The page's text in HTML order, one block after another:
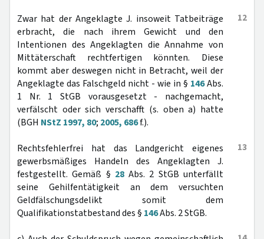
12
Zwar hat der Angeklagte J. insoweit Tatbeiträge
erbracht, die nach ihrem Gewicht und den
Intentionen des Angeklagten die Annahme von
Mittäterschaft rechtfertigen könnten. Diese
kommt aber deswegen nicht in Betracht, weil der
Angeklagte das Falschgeld nicht - wie in § 146Abs.
1 Nr. 1 StGB vorausgesetzt - nachgemacht,
verfälscht oder sich verschafft (s. oben a) hatte
(BGH NStZ 1997, 80; 2005, 686f.).
13
Rechtsfehlerfrei hat das Landgericht eigenes
gewerbsmäßiges Handeln des Angeklagten J.
festgestellt. Gemäß § 28Abs. 2 StGB unterfällt
seine Gehilfentätigkeit an dem versuchten
Geldfälschungsdelikt somit dem
Qualifikationstatbestand des § 146Abs. 2 StGB.